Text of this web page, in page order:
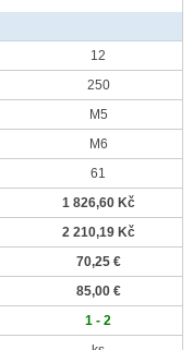
12
250
M5
M6
61
1 826,60 Kč
2 210,19 Kč
70,25 €
85,00 €
1 - 2